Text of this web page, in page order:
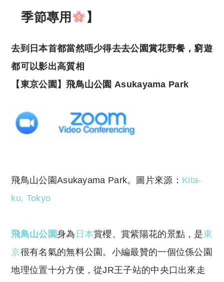
季節專用 】
去到日本首都當然唔少得去去公園賞花野餐，窮遊
都可以影出高質相
【東京公園】飛鳥山公園 Asukayama Park
飛鳥山公園Asukayama Park。圖片來源： Kita-
ku, Tokyo
飛鳥山公園身為 日本賞櫻、賞紫陽花的景點，是東
京很有名氣的無料公園。小編最贊的一個位係公園
地理位置十分方便，從JR王子站的中央口出來走